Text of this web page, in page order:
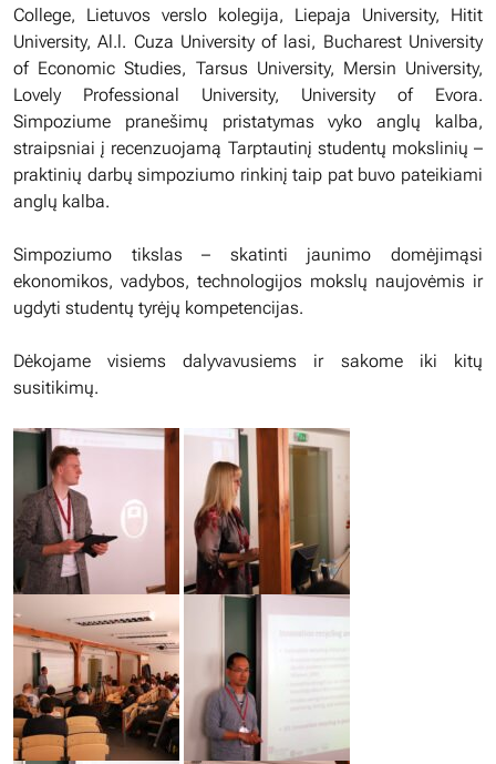
College, Lietuvos verslo kolegija, Liepaja University, Hitit
University, Al.l. Cuza University of lasi, Bucharest University
of Economic Studies, Tarsus University, Mersin University,
Lovely Professional University, University of Evora.
Simpoziume pranešimų pristatymas vyko anglų kalba,
straipsniai į recenzuojamą Tarptautinį studentų mokslinių –
praktinių darbų simpoziumo rinkinį taip pat buvo pateikiami
anglų kalba.
Simpoziumo tikslas – skatinti jaunimo domėjimąsi
ekonomikos, vadybos, technologijos mokslų naujovėmis ir
ugdyti studentų tyrėjų kompetencijas.
Dėkojame visiems dalyvavusiems ir sakome iki kitų
susitikimų.